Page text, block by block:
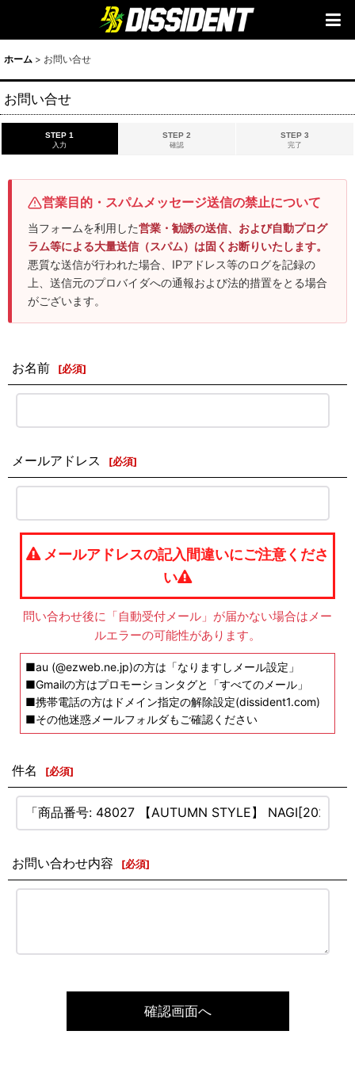
ホーム > お問い合せ
お問い合せ
STEP 1
入力
STEP 2
確認
STEP 3
完了
営業目的・スパムメッセージ送信の禁止について
当フォームを利用した営業・勧誘の送信、および自動プログ
ラム等による大量送信（スパム）は固くお断りいたします。
悪質な送信が行われた場合、IPアドレス等のログを記録の
上、送信元のプロバイダへの通報および法的措置をとる場合
がございます。
お名前 [必須]
メールアドレス [必須]
メールアドレスの記入間違いにご注意くださ
い
問い合わせ後に「自動受付メール」が届かない場合はメー
ルエラーの可能性があります。
■au (@ezweb.ne.jp)の方は「なりますしメール設定」
■Gmailの方はプロモーションタグと「すべてのメール」
■携帯電話の方はドメイン指定の解除設定(dissident1.com)
■その他迷惑メールフォルダもご確認ください
件名 [必須]
お問い合わせ内容 [必須]
確認画面へ